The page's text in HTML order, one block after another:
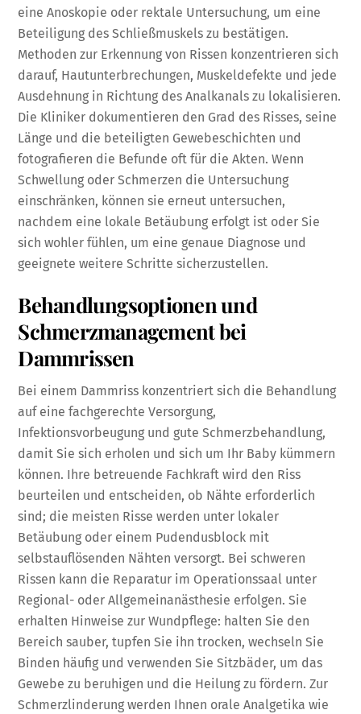
eine Anoskopie oder rektale Untersuchung, um eine
Beteiligung des Schließmuskels zu bestätigen.
Methoden zur Erkennung von Rissen konzentrieren sich
darauf, Hautunterbrechungen, Muskeldefekte und jede
Ausdehnung in Richtung des Analkanals zu lokalisieren.
Die Kliniker dokumentieren den Grad des Risses, seine
Länge und die beteiligten Gewebeschichten und
fotografieren die Befunde oft für die Akten. Wenn
Schwellung oder Schmerzen die Untersuchung
einschränken, können sie erneut untersuchen,
nachdem eine lokale Betäubung erfolgt ist oder Sie
sich wohler fühlen, um eine genaue Diagnose und
geeignete weitere Schritte sicherzustellen.
Behandlungsoptionen und
Schmerzmanagement bei
Dammrissen
Bei einem Dammriss konzentriert sich die Behandlung
auf eine fachgerechte Versorgung,
Infektionsvorbeugung und gute Schmerzbehandlung,
damit Sie sich erholen und sich um Ihr Baby kümmern
können. Ihre betreuende Fachkraft wird den Riss
beurteilen und entscheiden, ob Nähte erforderlich
sind; die meisten Risse werden unter lokaler
Betäubung oder einem Pudendusblock mit
selbstauflösenden Nähten versorgt. Bei schweren
Rissen kann die Reparatur im Operationssaal unter
Regional- oder Allgemeinanästhesie erfolgen. Sie
erhalten Hinweise zur Wundpflege: halten Sie den
Bereich sauber, tupfen Sie ihn trocken, wechseln Sie
Binden häufig und verwenden Sie Sitzbäder, um das
Gewebe zu beruhigen und die Heilung zu fördern. Zur
Schmerzlinderung werden Ihnen orale Analgetika wie